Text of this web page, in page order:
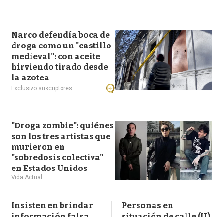
e
d
a
Narco defendía boca de
droga como un "castillo
medieval": con aceite
hirviendo tirado desde
la azotea
Exclusivo suscriptores
"Droga zombie": quiénes
son los tres artistas que
murieron en
"sobredosis colectiva"
en Estados Unidos
Vida Actual
Insisten en brindar
Personas en